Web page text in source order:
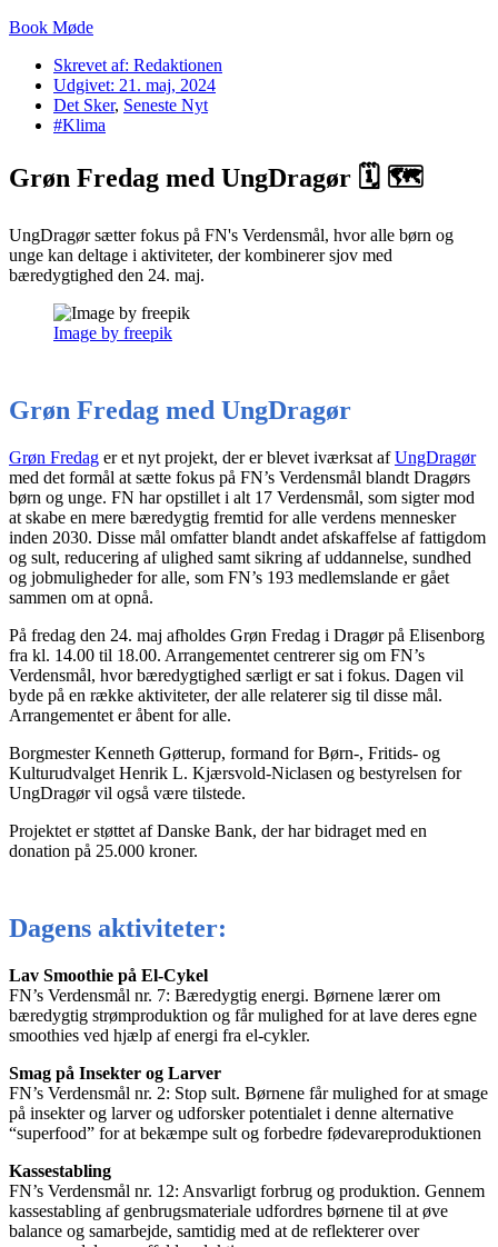
Book Møde
Skrevet af: Redaktionen
Udgivet: 21. maj, 2024
Det Sker, Seneste Nyt
#Klima
Grøn Fredag med UngDragør 🗓 🗺
UngDragør sætter fokus på FN's Verdensmål, hvor alle børn og
unge kan deltage i aktiviteter, der kombinerer sjov med
bæredygtighed den 24. maj.
Image by freepik
Grøn Fredag med UngDragør
Grøn Fredag er et nyt projekt, der er blevet iværksat afUngDragør
med det formål at sætte fokus på FN’s Verdensmål blandt Dragørs
børn og unge. FN har opstillet i alt 17 Verdensmål, som sigter mod
at skabe en mere bæredygtig fremtid for alle verdens mennesker
inden 2030. Disse mål omfatter blandt andet afskaffelse af fattigdom
og sult, reducering af ulighed samt sikring af uddannelse, sundhed
og jobmuligheder for alle, som FN’s 193 medlemslande er gået
sammen om at opnå.
På fredag den 24. maj afholdes Grøn Fredag i Dragør på Elisenborg
fra kl. 14.00 til 18.00. Arrangementet centrerer sig om FN’s
Verdensmål, hvor bæredygtighed særligt er sat i fokus. Dagen vil
byde på en række aktiviteter, der alle relaterer sig til disse mål.
Arrangementet er åbent for alle.
Borgmester Kenneth Gøtterup, formand for Børn-, Fritids- og
Kulturudvalget Henrik L. Kjærsvold-Niclasen og bestyrelsen for
UngDragør vil også være tilstede.
Projektet er støttet af Danske Bank, der har bidraget med en
donation på 25.000 kroner.
Dagens aktiviteter:
Lav Smoothie på El-Cykel
FN’s Verdensmål nr. 7: Bæredygtig energi. Børnene lærer om
bæredygtig strømproduktion og får mulighed for at lave deres egne
smoothies ved hjælp af energi fra el-cykler.
Smag på Insekter og Larver
FN’s Verdensmål nr. 2: Stop sult. Børnene får mulighed for at smage
på insekter og larver og udforsker potentialet i denne alternative
“superfood” for at bekæmpe sult og forbedre fødevareproduktionen
Kassestabling
FN’s Verdensmål nr. 12: Ansvarligt forbrug og produktion. Gennem
kassestabling af genbrugsmateriale udfordres børnene til at øve
balance og samarbejde, samtidig med at de reflekterer over